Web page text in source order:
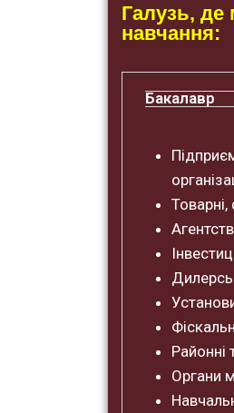
Галузь, де
навчання:
Бакалавр
Товарні,
Районні
Органи